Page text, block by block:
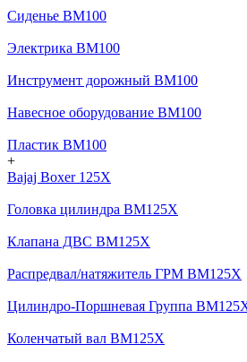
Сиденье BM100
Электрика BM100
Инструмент дорожный BM100
Навесное оборудование BM100
Пластик BM100
+
Bajaj Boxer 125X
Головка цилиндра BM125X
Клапана ДВС BM125X
Распредвал/натяжитель ГРМ BM125X
Цилиндро-Поршневая Группа
Коленчатый вал BM125X